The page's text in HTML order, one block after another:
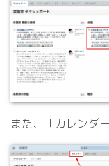
また、「カレンダ